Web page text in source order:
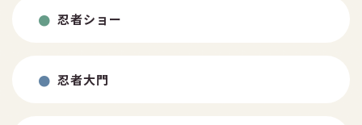
忍者ショー
忍者大門